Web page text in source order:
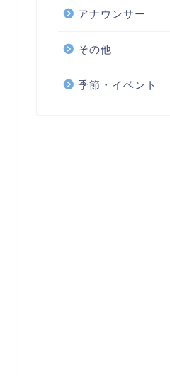
アナウンサー
その他
季節・イベント